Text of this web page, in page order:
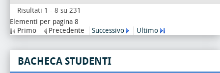
Risultati 1 - 8 su 231
Elementi per pagina 8
Primo
Precedente Successivo Ultimo
BACHECA STUDENTI